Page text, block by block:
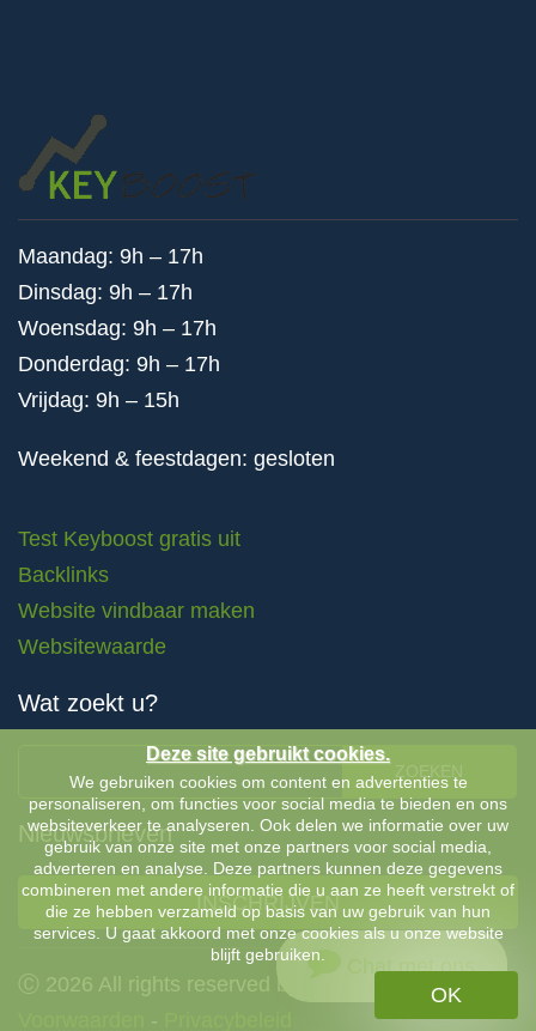
Maandag: 9h – 17h
Dinsdag: 9h – 17h
Woensdag: 9h – 17h
Donderdag: 9h – 17h
Vrijdag: 9h – 15h
Weekend & feestdagen: gesloten
Test Keyboost gratis uit
Backlinks
Website vindbaar maken
Websitewaarde
Wat zoekt u?
ZOEKEN
Nieuwsbrieven
INSCHRIJVEN
Ⓒ 2026 All rights reserved by Keyboost |
Algemene
-
Chat met ons
Deze site gebruikt cookies.
We gebruiken cookies om content en advertenties te
personaliseren, om functies voor social media te bieden en ons
websiteverkeer te analyseren. Ook delen we informatie over uw
gebruik van onze site met onze partners voor social media,
adverteren en analyse. Deze partners kunnen deze gegevens
combineren met andere informatie die u aan ze heeft verstrekt of
die ze hebben verzameld op basis van uw gebruik van hun
services. U gaat akkoord met onze cookies als u onze website
blijft gebruiken.
OK